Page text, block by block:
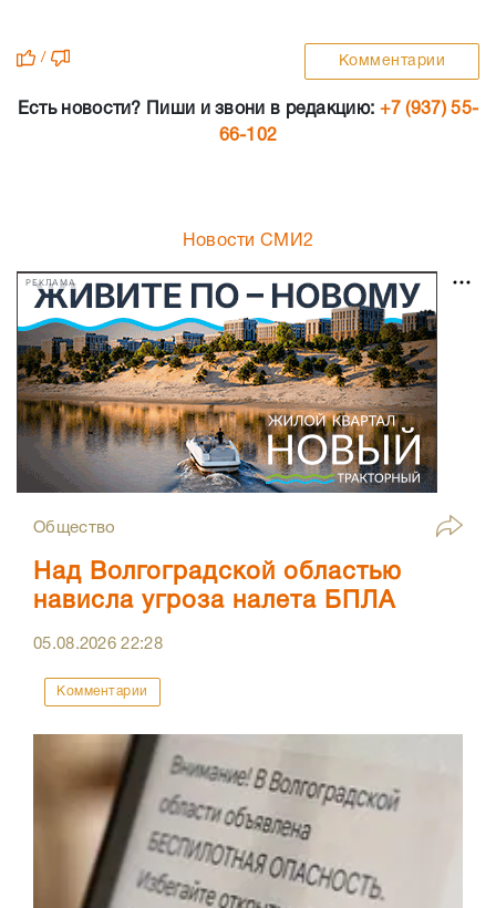
/ Комментарии
Есть новости? Пиши и звони в редакцию: +7 (937) 55-
66-102
Новости СМИ2
РЕКЛАМА
Общество
Над Волгоградской областью
нависла угроза налета БПЛА
05.08.202622:28
Комментарии